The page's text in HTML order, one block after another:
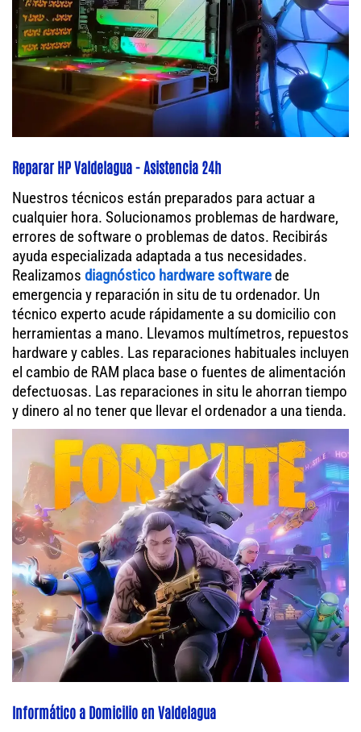
Reparar HP Valdelagua - Asistencia 24h
Nuestros técnicos están preparados para actuar a
cualquier hora. Solucionamos problemas de hardware,
errores de software o problemas de datos. Recibirás
ayuda especializada adaptada a tus necesidades.
Realizamos diagnóstico hardware softwarede
emergencia y reparación in situ de tu ordenador. Un
técnico experto acude rápidamente a su domicilio con
herramientas a mano. Llevamos multímetros, repuestos
hardware y cables. Las reparaciones habituales incluyen
el cambio de RAM placa base o fuentes de alimentación
defectuosas. Las reparaciones in situ le ahorran tiempo
y dinero al no tener que llevar el ordenador a una tienda.
Informático a Domicilio en Valdelagua